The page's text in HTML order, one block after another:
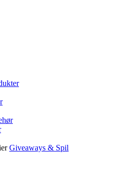
Giveaways & Spil